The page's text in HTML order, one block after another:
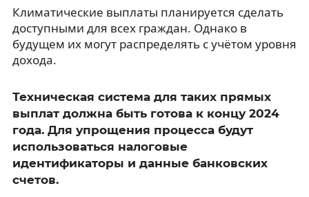
Климатические выплаты планируется сделать
доступными для всех граждан. Однако в
будущем их могут распределять с учётом уровня
дохода.
Техническая система для таких прямых
выплат должна быть готова к концу 2024
года. Для упрощения процесса будут
использоваться налоговые
идентификаторы и данные банковских
счетов.